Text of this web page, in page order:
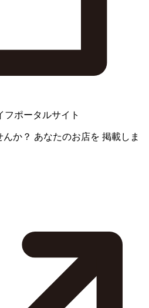
フポータルサイト
か？ あなたのお店を 掲載しま